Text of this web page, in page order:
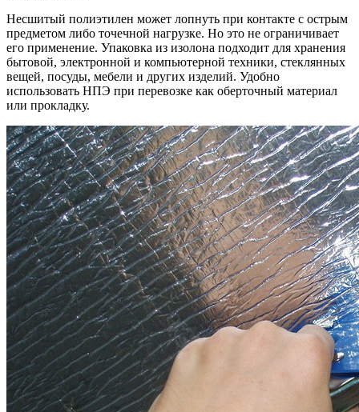
Несшитый полиэтилен может лопнуть при контакте с острым
предметом либо точечной нагрузке. Но это не ограничивает
его применение. Упаковка из изолона подходит для хранения
бытовой, электронной и компьютерной техники, стеклянных
вещей, посуды, мебели и других изделий. Удобно
использовать НПЭ при перевозке как оберточный материал
или прокладку.